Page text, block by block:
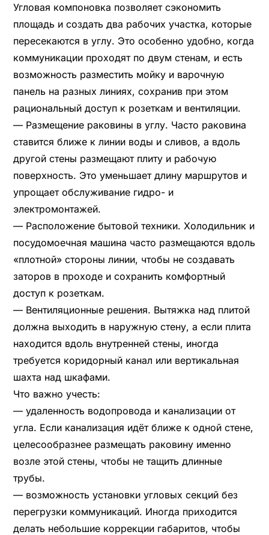
Угловая компоновка позволяет сэкономить
площадь и создать два рабочих участка, которые
пересекаются в углу. Это особенно удобно, когда
коммуникации проходят по двум стенам, и есть
возможность разместить мойку и варочную
панель на разных линиях, сохранив при этом
рациональный доступ к розеткам и вентиляции.
— Размещение раковины в углу. Часто раковина
ставится ближе к линии воды и сливов, а вдоль
другой стены размещают плиту и рабочую
поверхность. Это уменьшает длину маршрутов и
упрощает обслуживание гидро- и
электромонтажей.
— Расположение бытовой техники. Холодильник и
посудомоечная машина часто размещаются вдоль
«плотной» стороны линии, чтобы не создавать
заторов в проходе и сохранить комфортный
доступ к розеткам.
— Вентиляционные решения. Вытяжка над плитой
должна выходить в наружную стену, а если плита
находится вдоль внутренней стены, иногда
требуется коридорный канал или вертикальная
шахта над шкафами.
Что важно учесть:
— удаленность водопровода и канализации от
угла. Если канализация идёт ближе к одной стене,
целесообразнее размещать раковину именно
возле этой стены, чтобы не тащить длинные
трубы.
— возможность установки угловых секций без
перегрузки коммуникаций. Иногда приходится
делать небольшие коррекции габаритов, чтобы